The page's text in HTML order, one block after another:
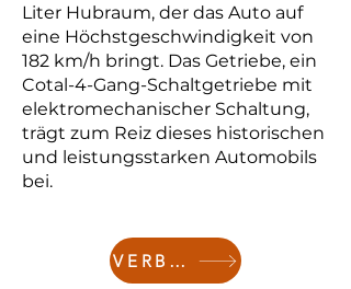
Liter Hubraum, der das Auto auf
eine Höchstgeschwindigkeit von
182 km/h bringt. Das Getriebe, ein
Cotal-4-Gang-Schaltgetriebe mit
elektromechanischer Schaltung,
trägt zum Reiz dieses historischen
und leistungsstarken Automobils
bei.
VERBINDEN